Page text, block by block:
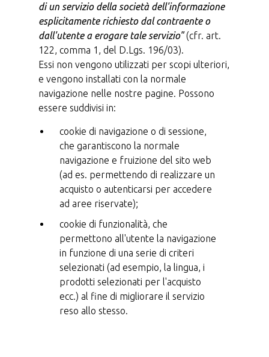
di un servizio della società dell'informazione
esplicitamente richiesto dal contraente o
dall'utente a erogare tale servizio"(cfr. art.
122, comma 1, del D.Lgs. 196/03).
Essi non vengono utilizzati per scopi ulteriori,
e vengono installati con la normale
navigazione nelle nostre pagine. Possono
essere suddivisi in:
cookie di navigazione o di sessione,
che garantiscono la normale
navigazione e fruizione del sito web
(ad es. permettendo di realizzare un
acquisto o autenticarsi per accedere
ad aree riservate);
cookie di funzionalità, che
permettono all'utente la navigazione
in funzione di una serie di criteri
selezionati (ad esempio, la lingua, i
prodotti selezionati per l'acquisto
ecc.) al fine di migliorare il servizio
reso allo stesso.